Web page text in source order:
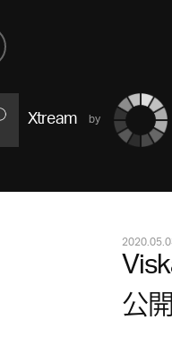
Xtream
公